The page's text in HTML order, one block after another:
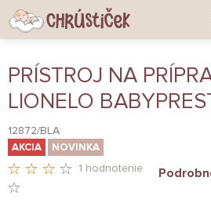
Prejsť
na
obsah
PRÍSTROJ NA
LIONELO
12872/BLA
AKCIA NOVINKA
1 hodnotenie